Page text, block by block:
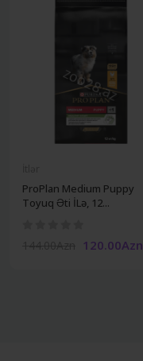
ProPlan Medium Puppy
Toyuq Əti İLə, 12...
120.00Azn